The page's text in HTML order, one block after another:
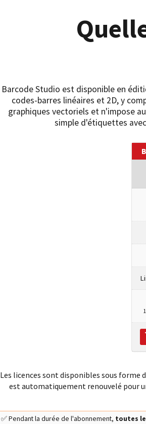
Barcode Studio est disponible en
codes-barres linéaires et 2D, y
graphiques vectoriels et n'impose
simple d'étiquettes
Les licences sont disponibles sous forme
est automatiquement renouvelé pour
✅ Pendant la durée de l'abonnement, toutes